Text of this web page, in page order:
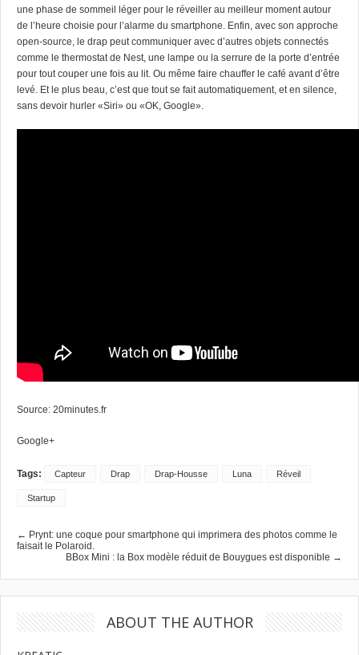
une phase de sommeil léger pour le réveiller au meilleur moment autour
de l’heure choisie pour l’alarme du smartphone. Enfin, avec son approche
open-source, le drap peut communiquer avec d’autres objets connectés
comme le thermostat de Nest, une lampe ou la serrure de la porte d’entrée
pour tout couper une fois au lit. Ou même faire chauffer le café avant d’être
levé. Et le plus beau, c’est que tout se fait automatiquement, et en silence,
sans devoir hurler «Siri» ou «OK, Google».
Source: 20minutes.fr
Google+
Tags: Capteur Drap Drap-Housse Luna Réveil
Startup
← Prynt: une coque pour smartphone qui imprimera des photos comme le
faisait le Polaroid.
BBox Mini : la Box modèle réduit de Bouygues est disponible →
ABOUT THE AUTHOR